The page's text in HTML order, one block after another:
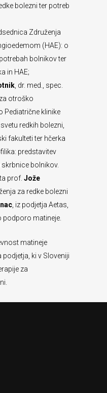
bolezni ter potreb
Združenja
(HAE): o
bolnikov ter
in HAE;
, dr. med., spec.
otroško
klinike
redkih bolezni,
fakulteti ter hčerka
predstavitev
bolnikov.
prof. Jože
za redke bolezni
, iz podjetja Aetas,
matineje.
matineje
ki v Sloveniji
za